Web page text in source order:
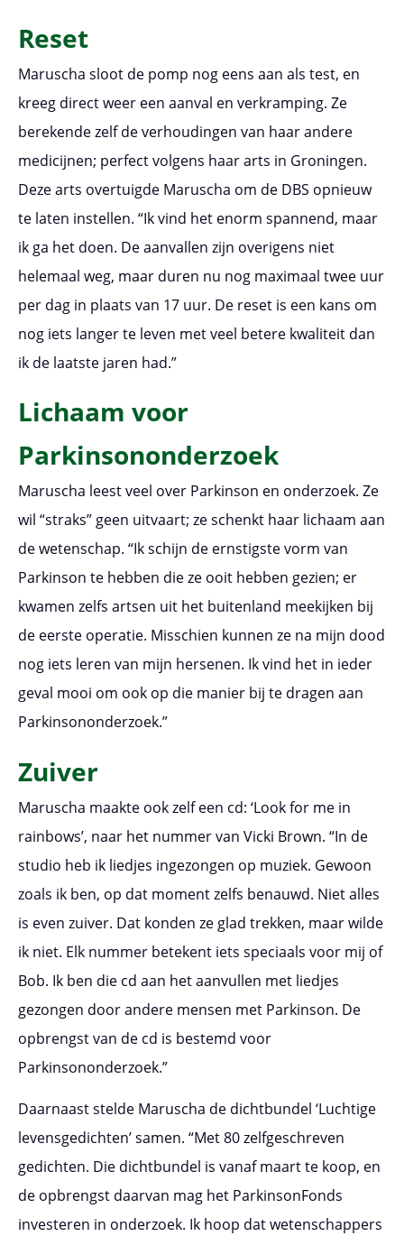
Reset
Maruscha sloot de pomp nog eens aan als test, en
kreeg direct weer een aanval en verkramping. Ze
berekende zelf de verhoudingen van haar andere
medicijnen; perfect volgens haar arts in Groningen.
Deze arts overtuigde Maruscha om de DBS opnieuw
te laten instellen. “Ik vind het enorm spannend, maar
ik ga het doen. De aanvallen zijn overigens niet
helemaal weg, maar duren nu nog maximaal twee uur
per dag in plaats van 17 uur. De reset is een kans om
nog iets langer te leven met veel betere kwaliteit dan
ik de laatste jaren had.”
Lichaam voor
Parkinsononderzoek
Maruscha leest veel over Parkinson en onderzoek. Ze
wil “straks” geen uitvaart; ze schenkt haar lichaam aan
de wetenschap. “Ik schijn de ernstigste vorm van
Parkinson te hebben die ze ooit hebben gezien; er
kwamen zelfs artsen uit het buitenland meekijken bij
de eerste operatie. Misschien kunnen ze na mijn dood
nog iets leren van mijn hersenen. Ik vind het in ieder
geval mooi om ook op die manier bij te dragen aan
Parkinsononderzoek.”
Zuiver
Maruscha maakte ook zelf een cd: ‘Look for me in
rainbows’, naar het nummer van Vicki Brown. “In de
studio heb ik liedjes ingezongen op muziek. Gewoon
zoals ik ben, op dat moment zelfs benauwd. Niet alles
is even zuiver. Dat konden ze glad trekken, maar wilde
ik niet. Elk nummer betekent iets speciaals voor mij of
Bob. Ik ben die cd aan het aanvullen met liedjes
gezongen door andere mensen met Parkinson. De
opbrengst van de cd is bestemd voor
Parkinsononderzoek.”
Daarnaast stelde Maruscha de dichtbundel ‘Luchtige
levensgedichten’ samen. “Met 80 zelfgeschreven
gedichten. Die dichtbundel is vanaf maart te koop, en
de opbrengst daarvan mag het ParkinsonFonds
investeren in onderzoek. Ik hoop dat wetenschappers